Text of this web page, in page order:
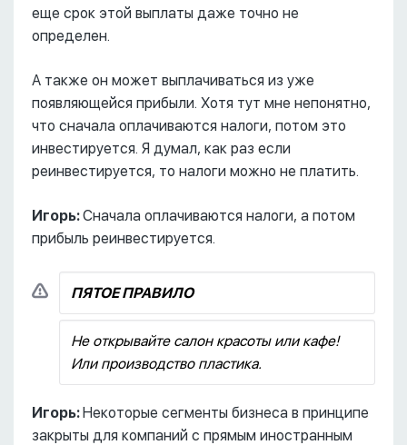
еще срок этой выплаты даже точно не
определен.
А также он может выплачиваться из уже
появляющейся прибыли. Хотя тут мне непонятно,
что сначала оплачиваются налоги, потом это
инвестируется. Я думал, как раз если
реинвестируется, то налоги можно не платить.
Игорь:Сначала оплачиваются налоги, а потом
прибыль реинвестируется.
ПЯТОЕ ПРАВИЛО
Не открывайте салон красоты или кафе!
Или производство пластика.
Игорь:Некоторые сегменты бизнеса в принципе
закрыты для компаний с прямым иностранным